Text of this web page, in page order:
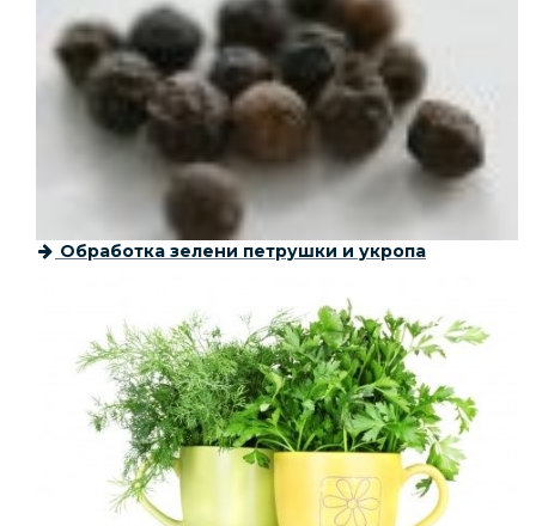
Обработка зелени петрушки и укропа